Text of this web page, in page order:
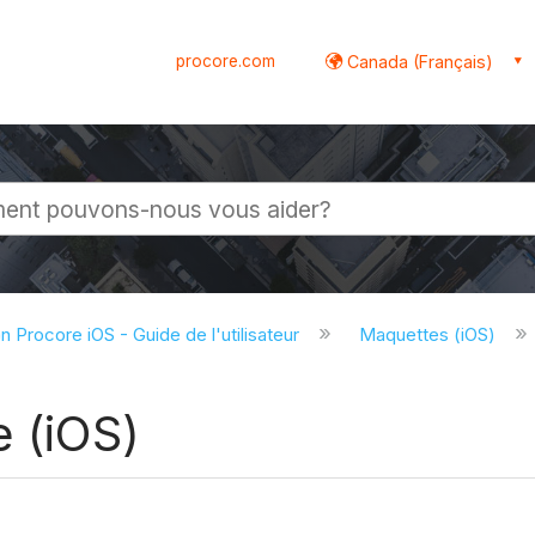
procore.com Canada (Français)
Procore iOS - Guide de l'utilisateur Maquettes (iOS)
(iOS)